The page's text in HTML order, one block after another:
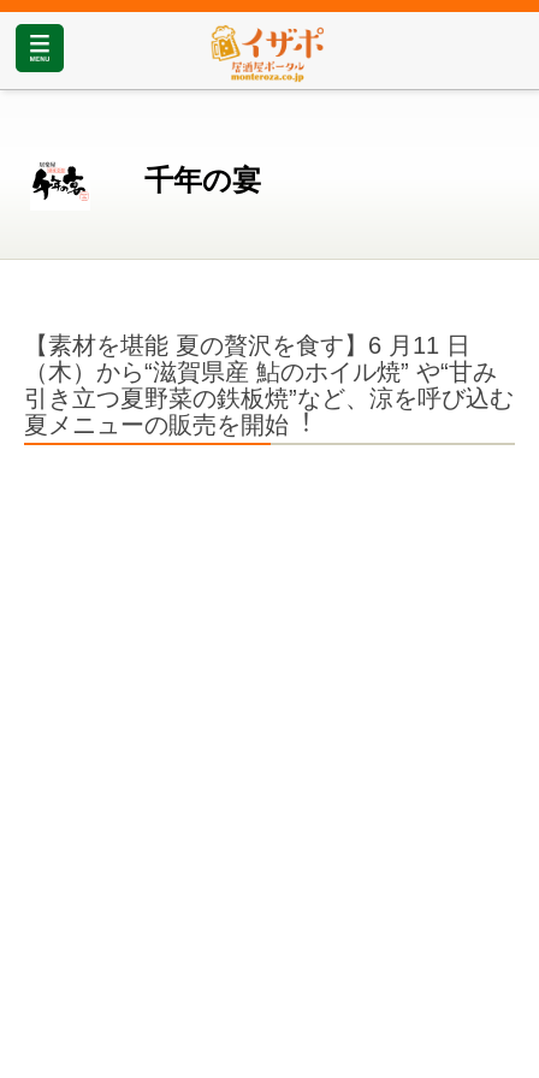
千年の宴
【素材を堪能 夏の贅沢を⾷す】6 ⽉11 ⽇
（⽊）から“滋賀県産 鮎のホイル焼” や“⽢み
引き⽴つ夏野菜の鉄板焼”など、涼を呼び込む
夏メニューの販売を開始︕